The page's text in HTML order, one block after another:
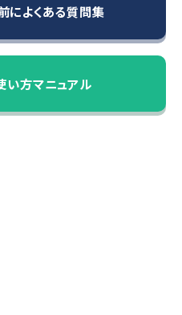
よくある質問集
方マニュアル